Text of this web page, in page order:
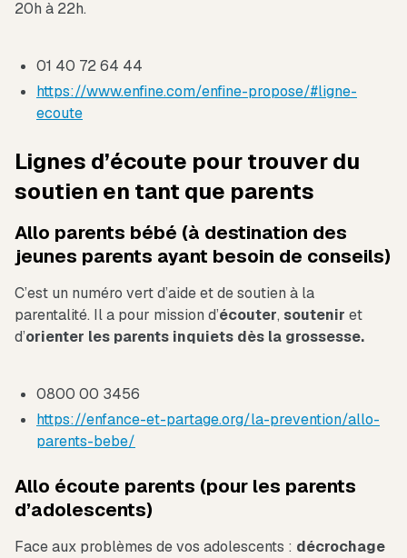
20h à 22h.
01 40 72 64 44
https://www.enfine.com/enfine-propose/#ligne-
ecoute
Lignes d’écoute pour trouver du
soutien en tant que parents
Allo parents bébé (à destination des
jeunes parents ayant besoin de conseils)
C’est un numéro vert d’aide et de soutien à la
parentalité. Il a pour mission d’écouter, soutenir et
d’orienter les parents inquiets dès la grossesse.
0800 00 3456
https://enfance-et-partage.org/la-prevention/allo-
parents-bebe/
Allo écoute parents (pour les parents
d’adolescents)
Face aux problèmes de vos adolescents : décrochage